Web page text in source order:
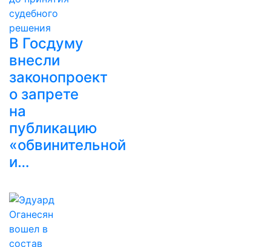
В Госдуму
внесли
законопроект
о запрете
на
публикацию
«обвинительной
и…